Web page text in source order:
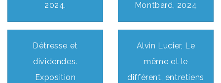
2024.
Montbard, 2024
Détresse et
dividendes.
Exposition
Alvin Lucier, Le
même et le
différent, entretiens